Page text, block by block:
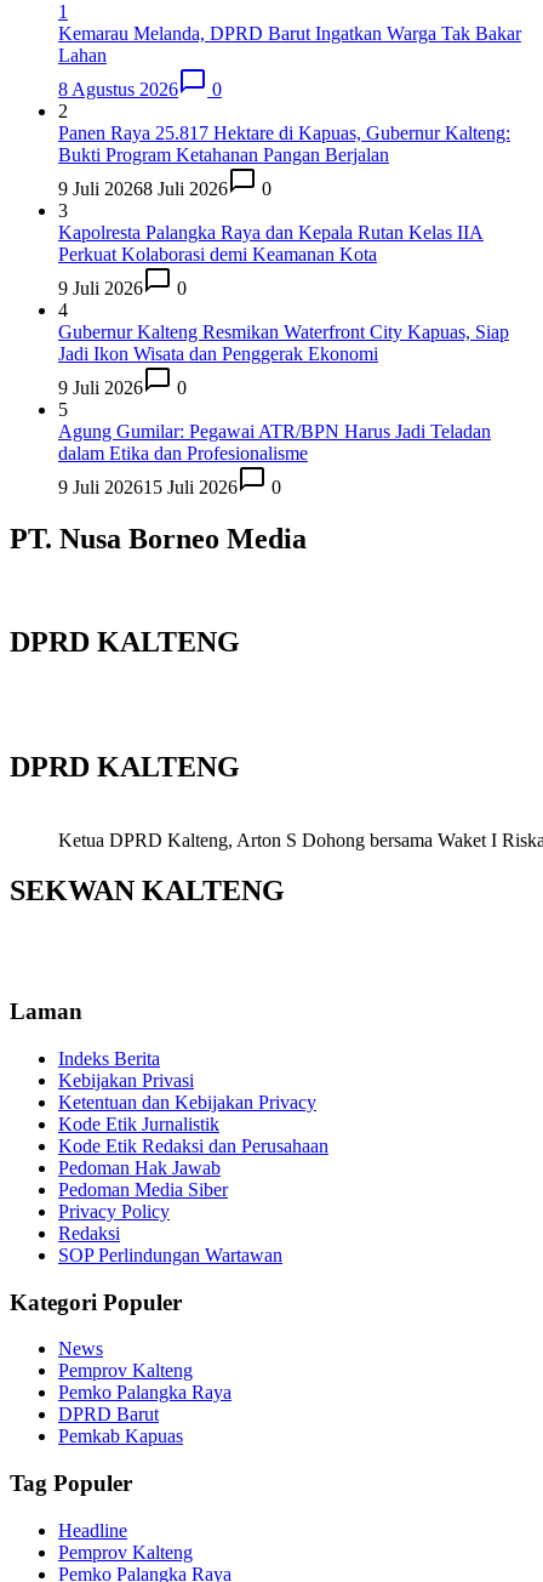
1
Kemarau Melanda, DPRD Barut Ingatkan Warga Tak Bakar
Lahan
8 Agustus 2026
0
2
Panen Raya 25.817 Hektare di Kapuas, Gubernur Kalteng:
Bukti Program Ketahanan Pangan Berjalan
9 Juli 20268 Juli 2026
0
3
Kapolresta Palangka Raya dan Kepala Rutan Kelas IIA
Perkuat Kolaborasi demi Keamanan Kota
9 Juli 2026
0
4
Gubernur Kalteng Resmikan Waterfront City Kapuas, Siap
Jadi Ikon Wisata dan Penggerak Ekonomi
9 Juli 2026
0
5
Agung Gumilar: Pegawai ATR/BPN Harus Jadi Teladan
dalam Etika dan Profesionalisme
9 Juli 202615 Juli 2026 0
PT. Nusa Borneo Media
DPRD KALTENG
DPRD KALTENG
Ketua DPRD Kalteng, Arton S Dohong bersama Waket I
SEKWAN KALTENG
Laman
Indeks Berita
Kebijakan Privasi
Ketentuan dan Kebijakan Privacy
Kode Etik Jurnalistik
Kode Etik Redaksi dan Perusahaan
Pedoman Hak Jawab
Pedoman Media Siber
Privacy Policy
Redaksi
SOP Perlindungan Wartawan
Kategori Populer
News
Pemprov Kalteng
Pemko Palangka Raya
DPRD Barut
Pemkab Kapuas
Tag Populer
Headline
Pemprov Kalteng
Pemko Palangka Raya